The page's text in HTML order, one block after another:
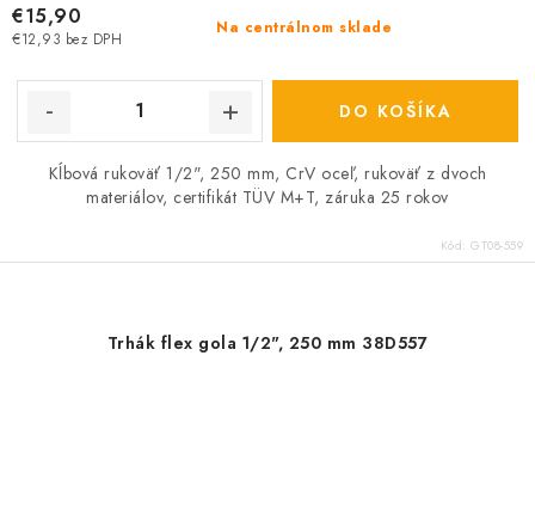
Na centrálnom sklade
€12,93 bez DPH
€15,90
DO KOŠÍKA
Kĺbová rukoväť 1/2", 250 mm, CrV oceľ, rukoväť z dvoch
materiálov, certifikát TÜV M+T, záruka 25 rokov
Kód: GT08-559
Trhák flex gola 1/2", 250 mm 38D557